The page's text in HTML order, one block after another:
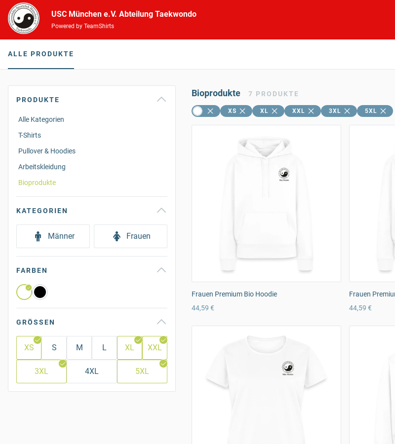
USC München e.V. Abteilung Taekwondo
Powered by TeamShirts
ALLE PRODUKTE
PRODUKTE
Alle Kategorien
T-Shirts
Pullover & Hoodies
Arbeitskleidung
Bioprodukte
KATEGORIEN
Männer Frauen
FARBEN
GRÖSSEN
XS S M L XL XXL
3XL 4XL 5XL
Bioprodukte 7 PRODUKTE
XS XL XXL 3XL 5XL
Frauen Premium Bio Hoodie
44,59 €
Frauen
44,59 €